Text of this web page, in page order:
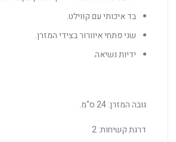
בד איכותי עם קווילט.
שני פתחי איוורור בצידי המזרן.
ידיות נשיאה.
גובה המזרן: 24 ס"מ.
דרגת קשיחות: 2